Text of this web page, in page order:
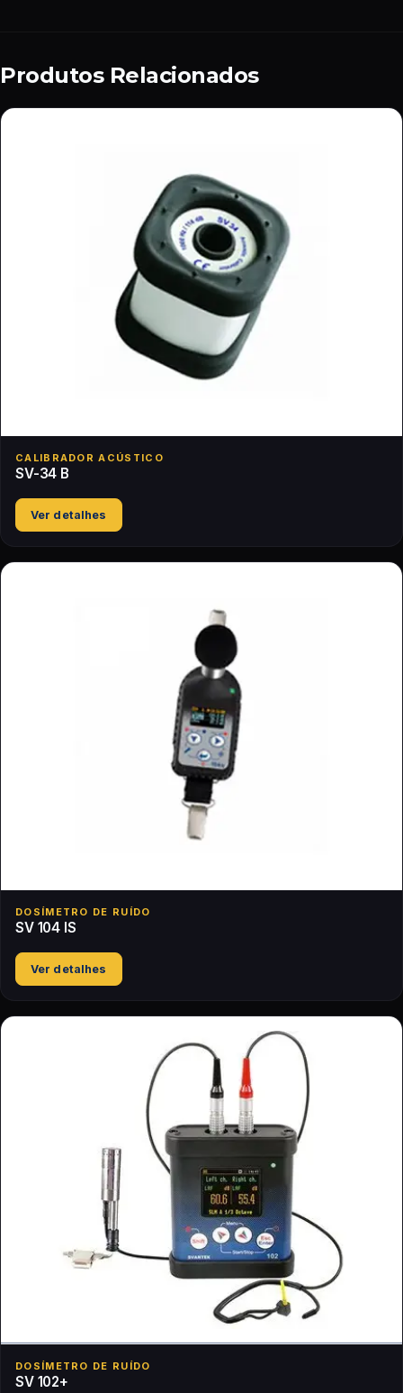
Produtos Relacionados
CALIBRADOR ACÚSTICO
SV-34 B
Ver detalhes
DOSÍMETRO DE RUÍDO
SV 104 IS
Ver detalhes
DOSÍMETRO DE RUÍDO
SV 102+